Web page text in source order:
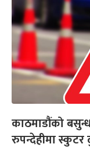
काठमाडौंको
रुपन्देहीमा स्कुटर